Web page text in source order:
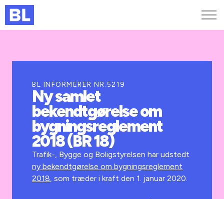
Kurser og arrangementer
Jobportalen
BL INFORMERER NR.5219
Ny samlet
bekendtgørelse om
bygningsreglement
2018 (BR 18)
Trafik-, Bygge og Boligstyrelsen har udstedt
ny bekendtgørelse om bygningsreglement
2018, som træder i kraft den 1. januar 2020.